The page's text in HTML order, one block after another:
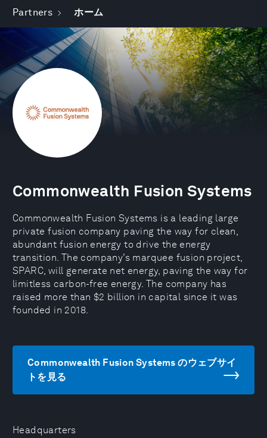
Partners ホーム
Headquarters
Commonwealth Fusion Systems
Commonwealth Fusion Systems is a leading large
private fusion company paving the way for clean,
abundant fusion energy to drive the energy
transition. The company’s marquee fusion project,
SPARC, will generate net energy, paving the way for
limitless carbon-free energy. The company has
raised more than $2 billion in capital since it was
founded in 2018.
Commonwealth Fusion Systems のウェブサイ
トを見る